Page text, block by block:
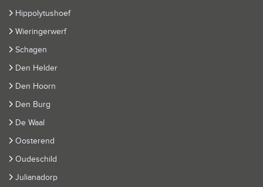
Hippolytushoef
Wieringerwerf
Schagen
Den Helder
Den Hoorn
Den Burg
De Waal
Oosterend
Oudeschild
Julianadorp